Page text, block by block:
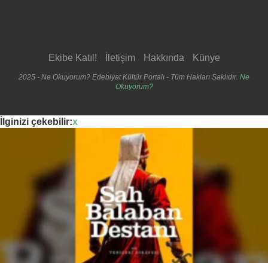
Ekibe Katıl! İletişim Hakkında Künye
2025 - Ne Okuyorum? Edebiyat Kültür Portalı - Tüm Hakları Saklıdır. Ne
Okuyorum?
İlginizi çekebilir:x